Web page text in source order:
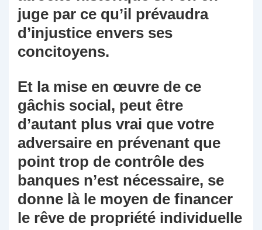
juge par ce qu’il prévaudra
d’injustice envers ses
concitoyens.
Et la mise en œuvre de ce
gâchis social, peut être
d’autant plus vrai que votre
adversaire en prévenant que
point trop de contrôle des
banques n’est nécessaire, se
donne là le moyen de financer
le rêve de propriété individuelle